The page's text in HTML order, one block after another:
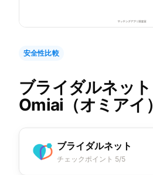
安全性比較
ブライダルネット
Omiai（オミアイ）
ブライダルネット
チェックポイント 5/5